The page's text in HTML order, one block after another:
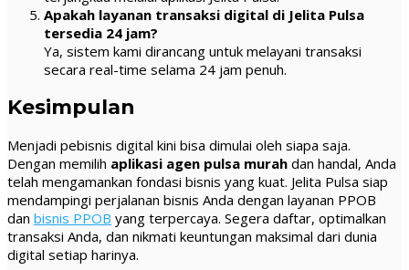
Apakah layanan transaksi digital di Jelita Pulsa
tersedia 24 jam?
Ya, sistem kami dirancang untuk melayani transaksi
secara real-time selama 24 jam penuh.
Kesimpulan
Menjadi pebisnis digital kini bisa dimulai oleh siapa saja.
Dengan memilih aplikasi agen pulsa murah dan handal, Anda
telah mengamankan fondasi bisnis yang kuat. Jelita Pulsa siap
mendampingi perjalanan bisnis Anda dengan layanan PPOB
dan bisnis PPOB yang terpercaya. Segera daftar, optimalkan
transaksi Anda, dan nikmati keuntungan maksimal dari dunia
digital setiap harinya.